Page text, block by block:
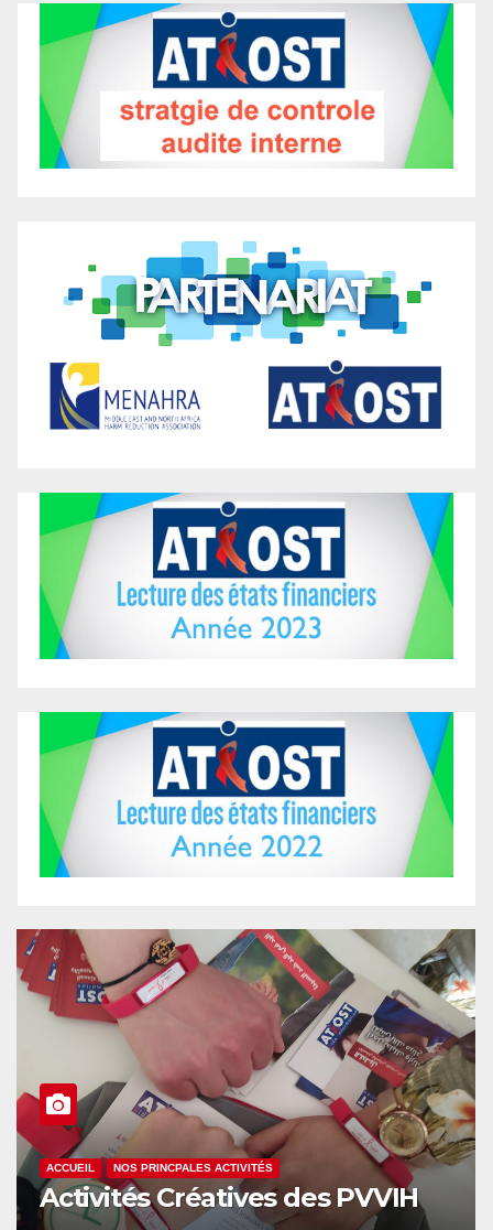
ACCUEIL NOS PRINCPALES ACTIVITÉS
Activités Créatives des PVVIH